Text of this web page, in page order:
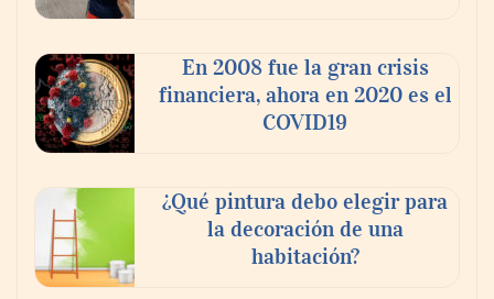
‘El ransomware se puede vencer. No
Ricardo Palacio EscobarEn 2008 fue la gran crisis
financiera, ahora en 2020 es el
COVID19
¿Qué pintura debo elegir para
la decoración de una
habitación?